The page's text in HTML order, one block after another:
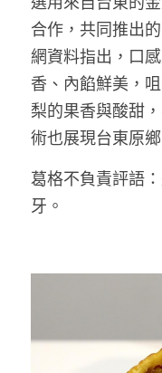
合作，共同推出
網資料指出，口
香、內餡鮮美，
梨的果香與酸甜
術也展現台東原
葛格不負責評語
牙。